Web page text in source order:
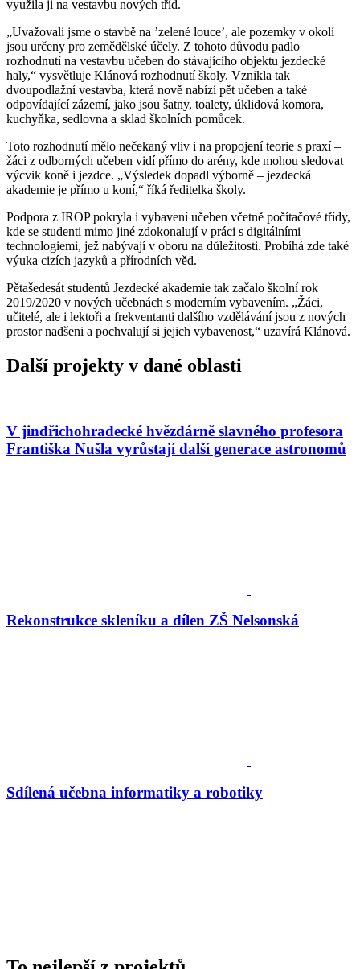
využila ji na vestavbu nových tříd.
„Uvažovali jsme o stavbě na ’zelené louce’, ale pozemky v okolí
jsou určeny pro zemědělské účely. Z tohoto důvodu padlo
rozhodnutí na vestavbu učeben do stávajícího objektu jezdecké
haly,“ vysvětluje Klánová rozhodnutí školy. Vznikla tak
dvoupodlažní vestavba, která nově nabízí pět učeben a také
odpovídající zázemí, jako jsou šatny, toalety, úklidová komora,
kuchyňka, sedlovna a sklad školních pomůcek.
Toto rozhodnutí mělo nečekaný vliv i na propojení teorie s praxí –
žáci z odborných učeben vidí přímo do arény, kde mohou sledovat
výcvik koně i jezdce. „Výsledek dopadl výborně – jezdecká
akademie je přímo u koní,“ říká ředitelka školy.
Podpora z IROP pokryla i vybavení učeben včetně počítačové třídy,
kde se studenti mimo jiné zdokonalují v práci s digitálními
technologiemi, jež nabývají v oboru na důležitosti. Probíhá zde také
výuka cizích jazyků a přírodních věd.
Pětašedesát studentů Jezdecké akademie tak začalo školní rok
2019/2020 v nových učebnách s moderním vybavením. „Žáci,
učitelé, ale i lektoři a frekventanti dalšího vzdělávání jsou z nových
prostor nadšeni a pochvalují si jejich vybavenost,“ uzavírá Klánová.
Další projekty v dané oblasti
V jindřichohradecké hvězdárně slavného profesora
Františka Nušla vyrůstají další generace astronomů
Rekonstrukce skleníku a dílen ZŠ Nelsonská
Sdílená učebna informatiky a robotiky